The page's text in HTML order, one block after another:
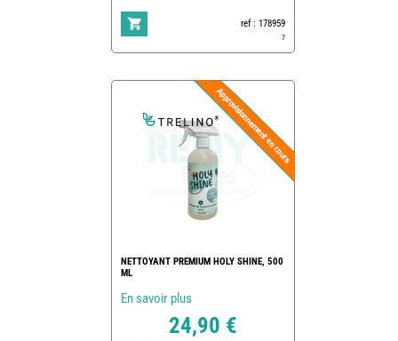
ref : 178959
7
NETTOYANT PREMIUM HOLY SHINE, 500
ML
En savoir plus
24,90 €